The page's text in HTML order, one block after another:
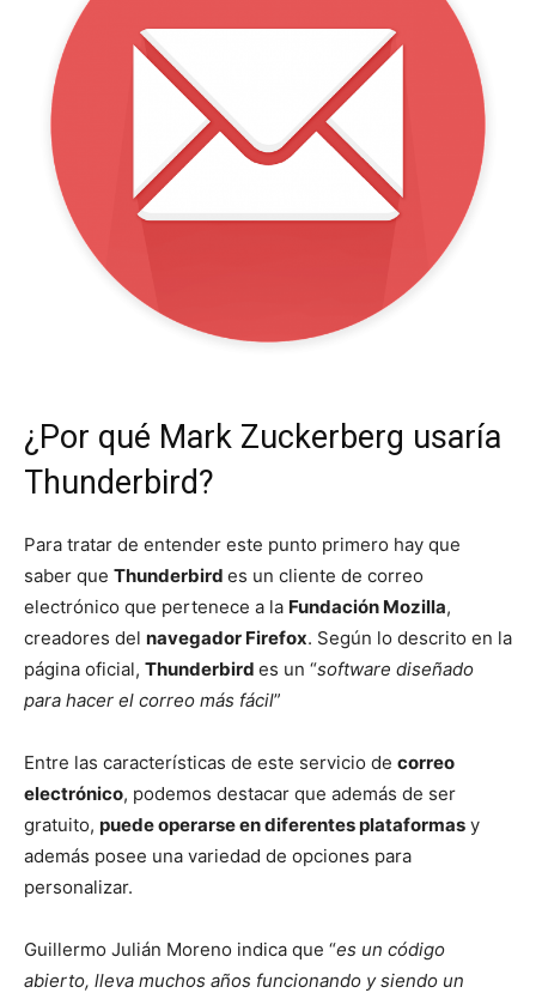
¿Por qué Mark Zuckerberg usaría
Thunderbird?
Para tratar de entender este punto primero hay que
saber que Thunderbird es un cliente de correo
electrónico que pertenece a la Fundación Mozilla,
creadores del navegador Firefox. Según lo descrito en la
página oficial, Thunderbird es un “software diseñado
para hacer el correo más fácil”
Entre las características de este servicio de correo
electrónico, podemos destacar que además de ser
gratuito, puede operarse en diferentes plataformas y
además posee una variedad de opciones para
personalizar.
Guillermo Julián Moreno indica que “es un código
abierto, lleva muchos años funcionando y siendo un